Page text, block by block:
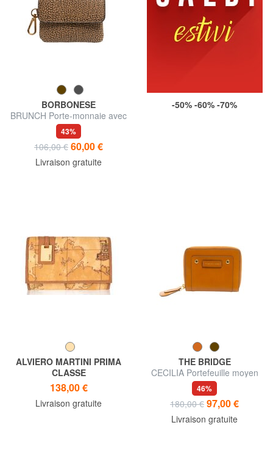
BORBONESE
BRUNCH Porte-monnaie avec
mousqueton
43%
106,00 € 60,00 €
Livraison gratuite
-50% -60% -70%
ALVIERO MARTINI PRIMA
CLASSE
Portefeuille GEO CLASSIC,
avec plaquette logo
138,00 €
Livraison gratuite
THE BRIDGE
CECILIA Portefeuille moyen
en cuir zippé sur tout le
pourtour
46%
180,00 € 97,00 €
Livraison gratuite